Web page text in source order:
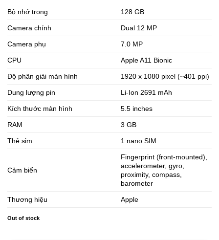
Bộ nhớ trong 128 GB
Camera chính Dual 12 MP
Camera phụ 7.0 MP
CPU Apple A11 Bionic
Độ phân giải màn hình 1920 x 1080 pixel (~401 ppi)
Dung lượng pin Li-Ion 2691 mAh
Kích thước màn hình 5.5 inches
RAM 3 GB
Thẻ sim 1 nano SIM
Cảm biến
Fingerprint (front-mounted),
accelerometer, gyro,
proximity, compass,
barometer
Thương hiệu Apple
Out of stock